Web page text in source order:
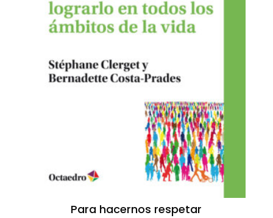
Para hacernos respetar